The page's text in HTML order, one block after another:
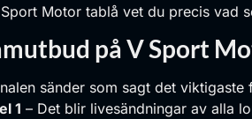
Motor tablå vet du precis vad
på V Sport
sänder som sagt det
1 – Det blir livesändningar av alla